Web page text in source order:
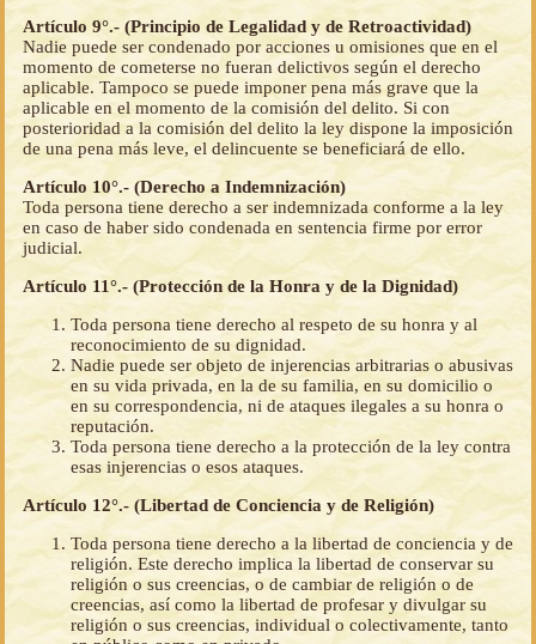
Artículo 9°.- (Principio de Legalidad y de Retroactividad)
Nadie puede ser condenado por acciones u omisiones que en el
momento de cometerse no fueran delictivos según el derecho
aplicable. Tampoco se puede imponer pena más grave que la
aplicable en el momento de la comisión del delito. Si con
posterioridad a la comisión del delito la ley dispone la imposición
de una pena más leve, el delincuente se beneficiará de ello.
Artículo 10°.- (Derecho a Indemnización)
Toda persona tiene derecho a ser indemnizada conforme a la ley
en caso de haber sido condenada en sentencia firme por error
judicial.
Artículo 11°.- (Protección de la Honra y de la Dignidad)
Toda persona tiene derecho al respeto de su honra y al
reconocimiento de su dignidad.
Nadie puede ser objeto de injerencias arbitrarias o abusivas
en su vida privada, en la de su familia, en su domicilio o
en su correspondencia, ni de ataques ilegales a su honra o
reputación.
Toda persona tiene derecho a la protección de la ley contra
esas injerencias o esos ataques.
Artículo 12°.- (Libertad de Conciencia y de Religión)
Toda persona tiene derecho a la libertad de conciencia y de
religión. Este derecho implica la libertad de conservar su
religión o sus creencias, o de cambiar de religión o de
creencias, así como la libertad de profesar y divulgar su
religión o sus creencias, individual o colectivamente, tanto